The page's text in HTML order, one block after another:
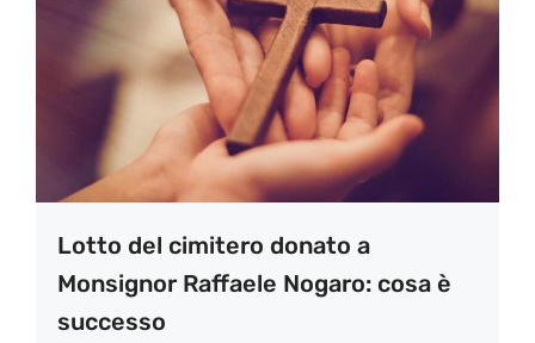
Lotto del cimitero donato a
Monsignor Raffaele Nogaro: cosa è
successo